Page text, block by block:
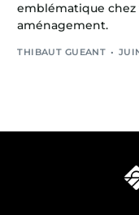
emblématique chez
aménagement.
THIBAUT GUEANT